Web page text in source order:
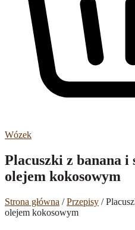
Wózek
Placuszki z banana i
olejem kokosowym
Strona główna /Przepisy /
olejem kokosowym